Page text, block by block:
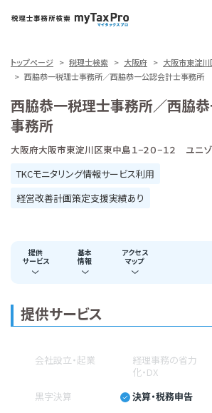
トップページ 税理士検索 大阪府
大阪市東淀川
西脇恭一税理士事務所／西脇恭一公認会計士事務所
西脇恭一税理士事務所／西脇
事務所
大阪府大阪市東淀川区東中島１−２０−１２ ユニ
TKCモニタリング情報サービス利用
経営改善計画策定支援実績あり
提供
サービス
基本
情報
アクセス
マップ
提供サービス
会社設立・起業
経理事務の省力
化・DX
黒字決算 決算・税務申告